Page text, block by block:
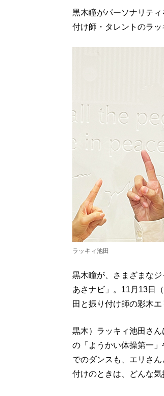
黒木瞳がパーソナリテ
付け師・タレントのラ
ラッキィ池田
黒木瞳が、さまざまな
あさナビ」。11月13日
田と振り付け師の彩木
黒木）ラッキィ池田さ
の「ようかい体操第一
でのダンスも、エリさ
付けのときは、どんな